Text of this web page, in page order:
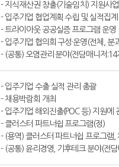
- 지식재산권 창출(기술임치) 지원사
- 입주기업 협업계획 수립 및 실적집
- 트라이아웃 공공실증 프로그램 운영
- 입주기업 협의회 구성·운영(전체, 분
- (공통) 오염관리 분야(전담매니저:14
- 입주기업 수출 실적 관리 총괄
- 채용박람회 개최
- 입주기업 해외진출(POC 등) 지원에
- 클러스터 파트너쉽 프로그램(정)
- (용역) 클러스터 파트너쉽 프로그램,
- (공통) 윤리경영, 기후테크 분야(전